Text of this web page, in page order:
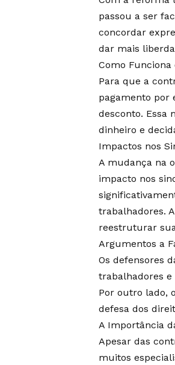
passou a ser
concordar
dar mais
Como
Para que a
pagamento por
desconto. Essa
dinheiro e
Impactos nos
A mudança na
impacto nos
trabalhadores.
reestruturar
Argumentos a
Os defensores
trabalhadores
Por outro lado,
defesa dos
A Importância
Apesar das
muitos